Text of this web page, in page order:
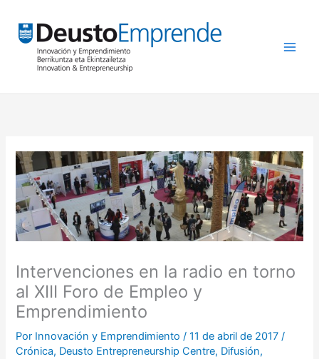
contenido
Intervenciones en la radio en torno
al XIII Foro de Empleo y
Emprendimiento
Por Innovación y Emprendimiento/11 de abril de 2017/
Crónica, Deusto Entrepreneurship Centre, Difusión,